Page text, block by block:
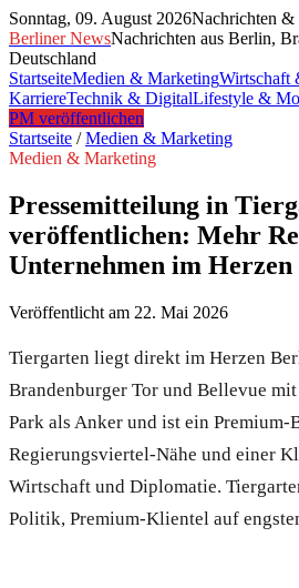
Sonntag, 09. August 2026Nachrichten &
Berliner NewsNachrichten aus Berlin,
Deutschland
StartseiteMedien & MarketingWirtschaft
KarriereTechnik & DigitalLifestyle &
PM veröffentlichen
Startseite /Medien & Marketing
Medien & Marketing
Pressemitteilung in
veröffentlichen: Mehr
Unternehmen im
Veröffentlicht am 22. Mai 2026
Tiergarten liegt direkt im Herzen
Brandenburger Tor und Bellevue
Park als Anker und ist ein
Regierungsviertel-Nähe und einer
Wirtschaft und Diplomatie.
Politik, Premium-Klientel auf